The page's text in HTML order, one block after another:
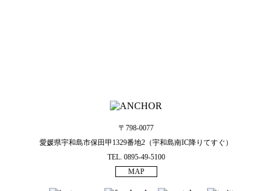
〒798-0077
愛媛県宇和島市保田甲1329番地2（宇和島南IC降りてすぐ）
TEL. 0895-49-5100
MAP